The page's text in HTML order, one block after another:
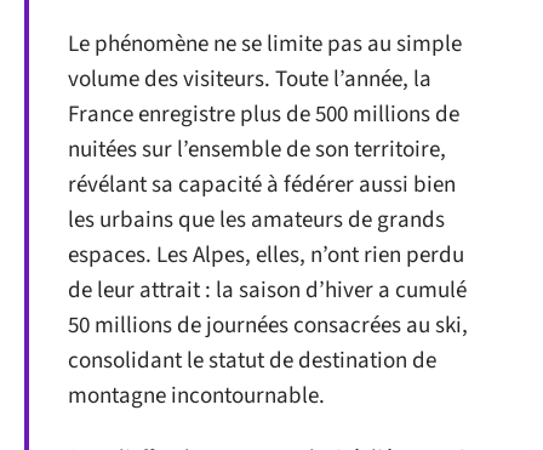
Le phénomène ne se limite pas au simple
volume des visiteurs. Toute l’année, la
France enregistre plus de 500 millions de
nuitées sur l’ensemble de son territoire,
révélant sa capacité à fédérer aussi bien
les urbains que les amateurs de grands
espaces. Les Alpes, elles, n’ont rien perdu
de leur attrait : la saison d’hiver a cumulé
50 millions de journées consacrées au ski,
consolidant le statut de destination de
montagne incontournable.